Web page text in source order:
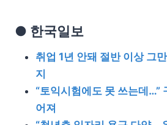
● 한국일보
취업 1년 안돼 절반 이상 그
지
“토익시험에도 못 쓰는데…”
어져